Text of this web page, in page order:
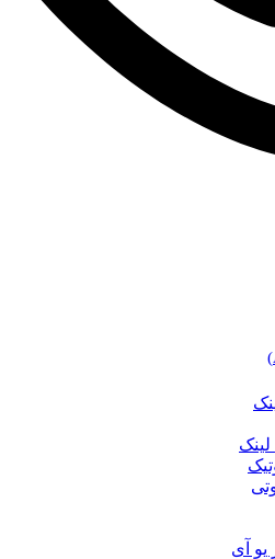
یو آی